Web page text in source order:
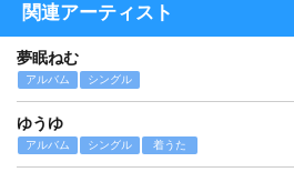
関連アーティスト
夢眠ねむ
アルバム シングル
ゆうゆ
アルバム シングル 着うた